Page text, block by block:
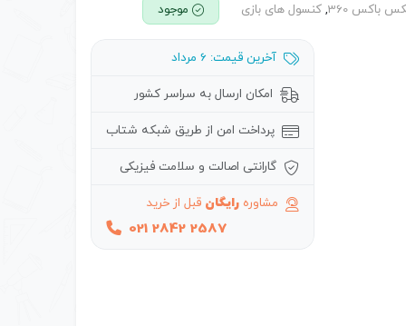
, کنسول های بازی موجود
آخرین قیمت: 6 مرداد
امکان ارسال به سراسر کشور
پرداخت امن از طریق شبکه شتاب
گارانتی اصالت و سلامت فیزیکی
مشاوره رایگان قبل از خرید
021 2842 2587